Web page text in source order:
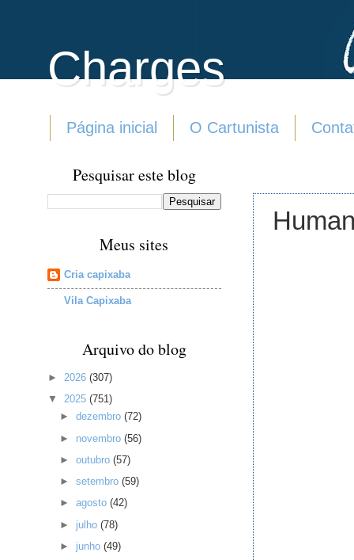
Charges
Página inicial O Cartunista
Pesquisar este blog
Meus sites
Cria capixaba
Vila Capixaba
Arquivo do blog
► 2026 (307)
▼ 2025 (751)
►dezembro(72)
► novembro(56)
►outubro(57)
►setembro(59)
►agosto(42)
► julho(78)
► junho(49)